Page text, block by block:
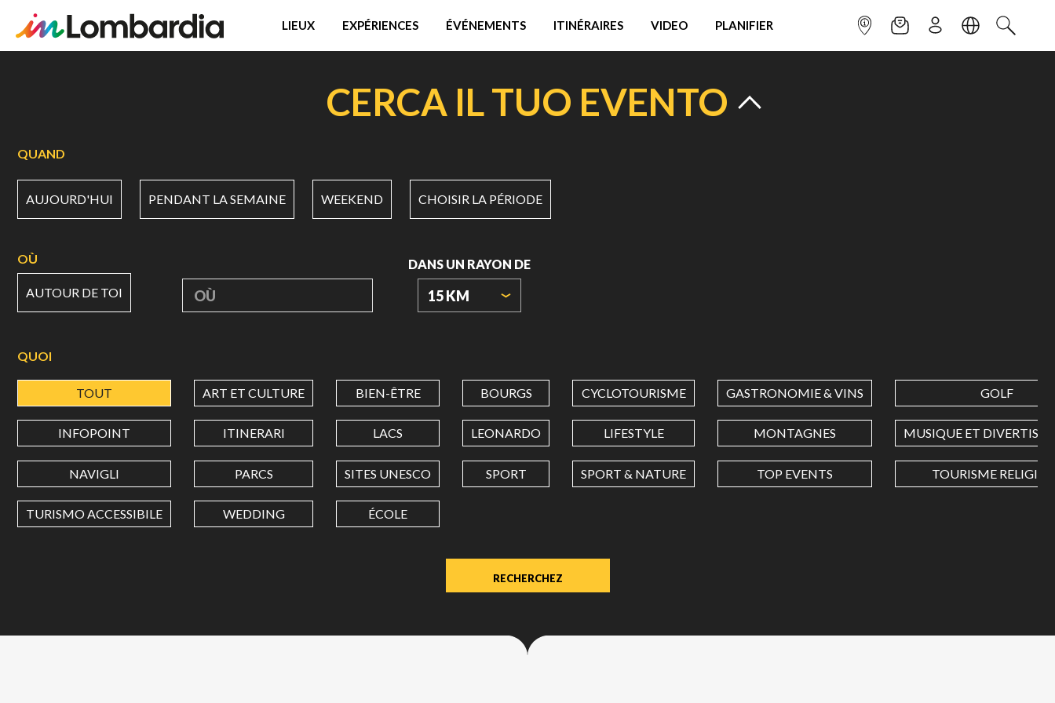
LIEUX EXPÉRIENCES ÉVÉNEMENTS ITINÉRAIRES VIDEO PLANIFIER POINT INFONEWSLETTER
S'INSCRIRELANGUE
CERCA IL TUO EVENTO
QUAND
AUJOURD'HUI PENDANT LA SEMAINE WEEKEND CHOISIR LA PÉRIODE
OÙ
AUTOUR DE TOI OÙ
DANS UN RAYON DE
15 KM
LONGITUDE
dot
QUOI
TOUT ART ET CULTURE BIEN-ÊTRE BOURGS CYCLOTOURISME GASTRONOMIE & VINS GOLF
INFOPOINT ITINERARI LACS LEONARDO LIFESTYLE MONTAGNES MUSIQUE ET
NAVIGLI PARCS SITES UNESCO SPORT SPORT & NATURE TOP EVENTS TOURISME
TURISMO ACCESSIBILE WEDDING ÉCOLE